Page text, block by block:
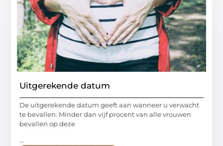
Uitgerekende datum
De uitgerekende datum geeft aan wanneer u verwacht
te bevallen. Minder dan vijf procent van alle vrouwen
bevallen op deze
...